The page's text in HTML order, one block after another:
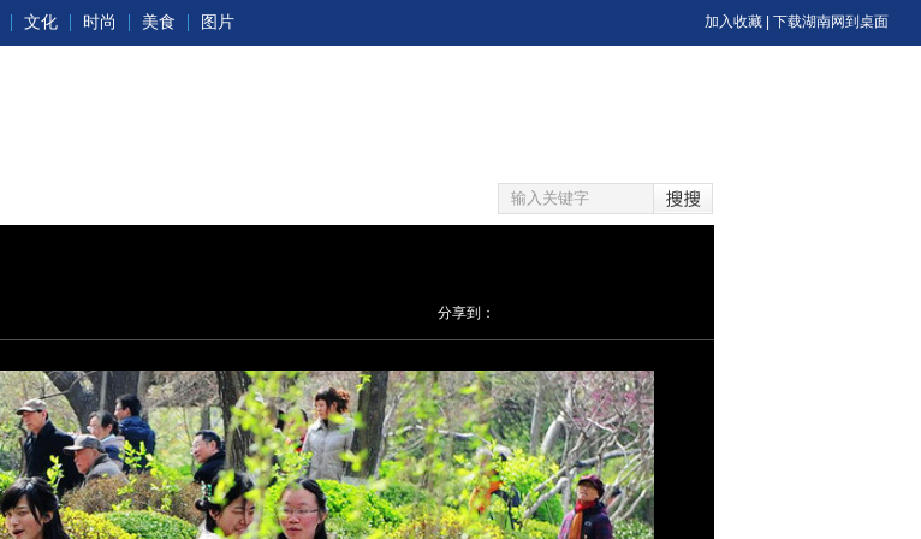
文化 时尚 美食 图片 加入收藏 下载湖南网到桌面
分享到：